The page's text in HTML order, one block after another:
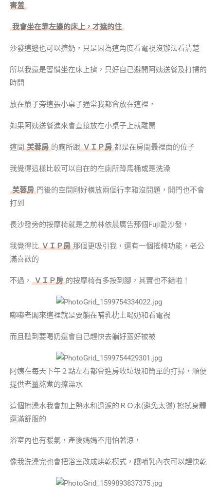
害羞
我會坐在靠左邊的床上，才遮的住
沙發這邊也可以擠奶，只是因為這角度看電視沒辦法看清楚
所以我還是習慣坐在床上擠，只好自己避開阿姨送餐及打掃的
時間
放在簾子旁這張小桌子通常我都會放在這裡，
如果阿姨送餐進來會直接放在小桌子上就離開
這間 芙蓉房 的廁所跟 ＶＩＰ房 都是在房間最裡面的位子
我覺得這樣比較可以自在的在廁所蹲馬桶或是洗澡
芙蓉房 門後的空間剛好橫放兩個行李箱沒問題，開門也不會
打到
長沙發旁的按摩椅就是之前林依晨廣告那個Fuji愛沙發，
我覺得比 ＶＩＰ房 那個更吸引我，還有一個搖椅功能，老公
滿喜歡的
不過， ＶＩＰ房 的按摩椅有多按到腳，其實也不錯啦！
嘟嘟老闆來這裡就是要躺在哺乳枕上喝奶和看電視
而且聽到要喝奶還會自己趕快去躺好蓋好被被
阿姨在每天下午２點左右都會進房收垃圾和簡單的打掃，順便
提供老薑熬煮的擦澡水
這個擦澡水我會加上熱水和過濾的ＲＯ水(避免太燙) 擦拭身體
還滿舒服的
浴室內也有暖氣，產後媽媽不用怕著涼，
像我洗澡完也會把浴室改成烘乾模式，讓哺乳內衣可以趕快乾